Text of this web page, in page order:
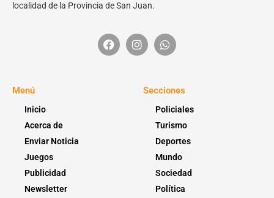
localidad de la Provincia de San Juan.
Menú
Inicio
Acerca de
Enviar Noticia
Juegos
Publicidad
Newsletter
Secciones
Policiales
Turismo
Deportes
Mundo
Sociedad
Política